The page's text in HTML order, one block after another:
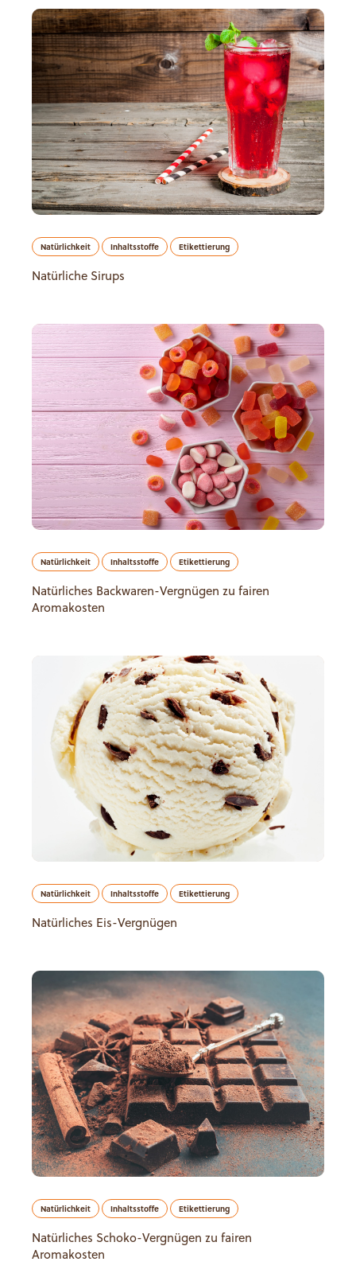
Natürlichkeit Inhaltsstoffe Etikettierung
Natürliche Sirups
Natürlichkeit Inhaltsstoffe Etikettierung
Natürliches Backwaren-Vergnügen zu fairen
Aromakosten
Natürlichkeit Inhaltsstoffe Etikettierung
Natürliches Eis-Vergnügen
Natürlichkeit Inhaltsstoffe Etikettierung
Natürliches Schoko-Vergnügen zu fairen
Aromakosten